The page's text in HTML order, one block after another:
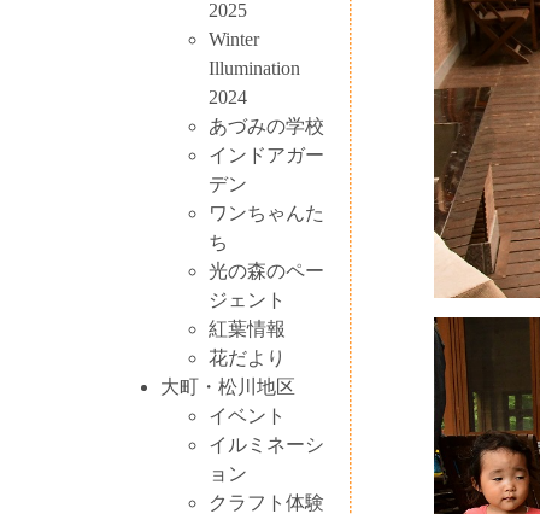
2025
Winter
Illumination
2024
あづみの学校
インドアガー
デン
ワンちゃんた
ち
光の森のペー
ジェント
紅葉情報
花だより
大町・松川地区
イベント
イルミネーシ
ョン
クラフト体験